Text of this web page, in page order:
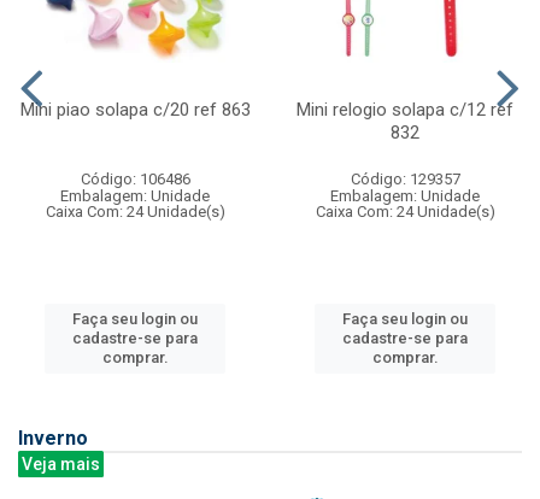
Mini piao solapa c/20 ref 863
Código: 106486
Embalagem: Unidade
Caixa Com: 24 Unidade(s)
Faça seu login ou
cadastre-se para
comprar.
Mini relogio solapa c/12 ref
832
Código: 129357
Embalagem: Unidade
Caixa Com: 24 Unidade(s)
Faça seu login ou
cadastre-se para
comprar.
Inverno
Veja mais